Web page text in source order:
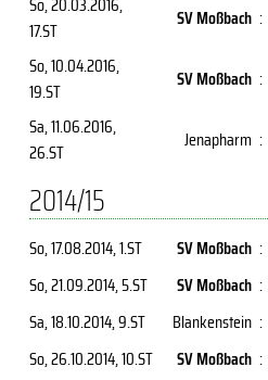
17.ST
SV Moßbach :
So, 10.04.2016,
19.ST
SV Moßbach :
Sa, 11.06.2016,
26.ST
Jenapharm :
2014/15
So, 17.08.2014, 1.ST SV Moßbach :
So, 21.09.2014, 5.ST SV Moßbach :
Sa, 18.10.2014, 9.ST Blankenstein :
So, 26.10.2014, 10.ST SV Moßbach :